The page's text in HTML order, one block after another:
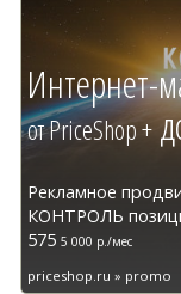
Интернет-
от PriceShop +
Рекламное
КОНТРОЛЬ
575 5 000 р./мес
priceshop.ru » promo